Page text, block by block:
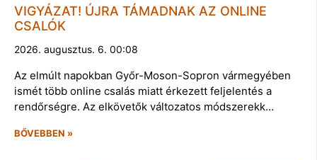
VIGYÁZAT! ÚJRA TÁMADNAK AZ ONLINE
CSALÓK
2026. augusztus. 6. 00:08
Az elmúlt napokban Győr-Moson-Sopron vármegyében
ismét több online csalás miatt érkezett feljelentés a
rendőrségre. Az elkövetők változatos módszerekk…
BŐVEBBEN »